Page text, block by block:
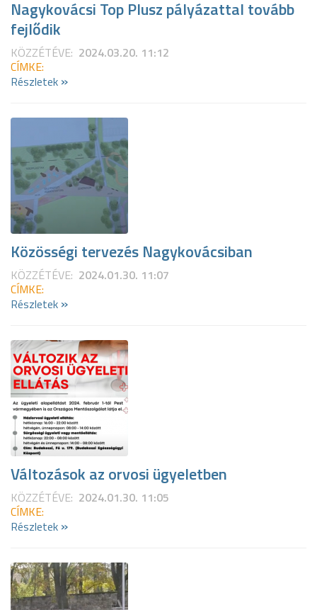
Nagykovácsi Top Plusz pályázattal tovább
fejlődik
KÖZZÉTÉVE: 2024.03.20. 11:12
CÍMKE:
Részletek »
Közösségi tervezés Nagykovácsiban
KÖZZÉTÉVE: 2024.01.30. 11:07
CÍMKE:
Részletek »
Változások az orvosi ügyeletben
KÖZZÉTÉVE: 2024.01.30. 11:05
CÍMKE:
Részletek »